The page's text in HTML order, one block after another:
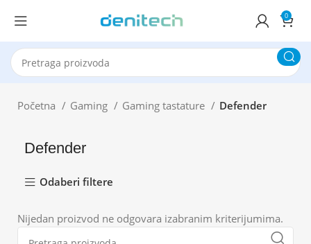
0
Početna Gaming Gaming tastature Defender
Defender
Odaberi filtere
Nijedan proizvod ne odgovara izabranim kriterijumima.